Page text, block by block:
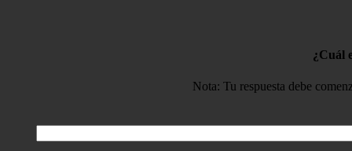
¿Cuál
Nota: Tu respuesta debe